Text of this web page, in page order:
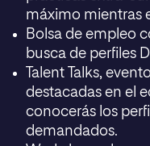
máximo mientras
Bolsa de empleo
busca de perfiles
Talent Talks,
destacadas en el
conocerás los
demandados.